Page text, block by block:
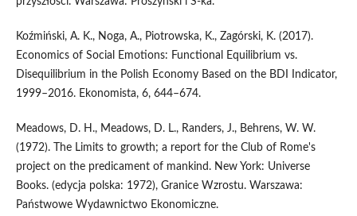
Koźmiński, A. K., Noga, A., Piotrowska, K., Zagórski, K. (2017).
Economics of Social Emotions: Functional Equilibrium vs.
Disequilibrium in the Polish Economy Based on the BDI Indicator,
1999–2016. Ekonomista, 6, 644–674.
Meadows, D. H., Meadows, D. L., Randers, J., Behrens, W. W.
(1972). The Limits to growth; a report for the Club of Rome's
project on the predicament of mankind. New York: Universe
Books. (edycja polska: 1972), Granice Wzrostu. Warszawa:
Państwowe Wydawnictwo Ekonomiczne.